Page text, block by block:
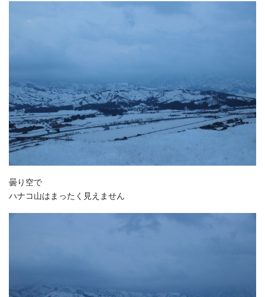
曇り空で
ハナコ山はまったく見えません